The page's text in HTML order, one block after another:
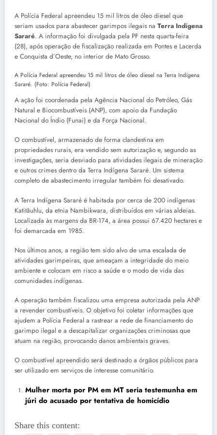
A Polícia Federal apreendeu 15 mil litros de óleo diesel que
seriam usados para abastecer garimpos ilegais na Terra Indígena
Sararé. A informação foi divulgada pela PF nesta quarta-feira
(28), após operação de fiscalização realizada em Pontes e Lacerda
e Conquista d’Oeste, no interior de Mato Grosso.
A Polícia Federal apreendeu 15 mil litros de óleo diesel na Terra Indígena
Sararé. (Foto: Polícia Federal)
A ação foi coordenada pela Agência Nacional do Petróleo, Gás
Natural e Biocombustíveis (ANP), com apoio da Fundação
Nacional do Índio (Funai) e da Força Nacional.
O combustível, armazenado de forma clandestina em
propriedades rurais, era vendido sem autorização e, segundo as
investigações, seria desviado para atividades ilegais de mineração
e outros crimes dentro da Terra Indígena Sararé. Um sistema
completo de abastecimento irregular também foi desativado.
A Terra Indígena Sararé é habitada por cerca de 200 indígenas
Katitãuhlu, da etnia Nambikwara, distribuídos em várias aldeias.
Localizada às margens da BR-174, a área possui 67.420 hectares e
foi demarcada em 1985.
Nos últimos anos, a região tem sido alvo de uma escalada de
atividades garimpeiras, que ameaçam a integridade do meio
ambiente e colocam em risco a saúde e o modo de vida das
comunidades indígenas.
A operação também fiscalizou uma empresa autorizada pela ANP
a revender combustíveis. O objetivo foi coletar informações que
ajudem a Polícia Federal a rastrear a rede de financiamento do
garimpo ilegal e a descapitalizar organizações criminosas que
atuam na região, provocando danos ambientais graves.
O combustível apreendido será destinado a órgãos públicos para
ser utilizado em serviços de interesse comunitário.
Mulher morta por PM em MT seria testemunha em
júri do acusado por tentativa de homicídio
Share this content: